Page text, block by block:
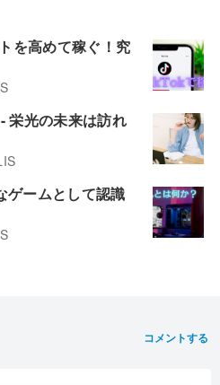
を高めて稼ぐ！究
栄光の未来は訪れ
ゲームとして認識
コメントする